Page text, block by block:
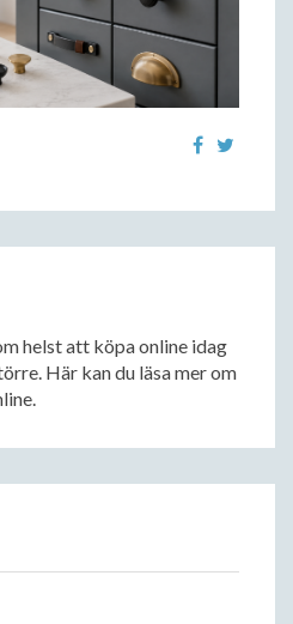
helst att köpa online idag
Här kan du läsa mer om